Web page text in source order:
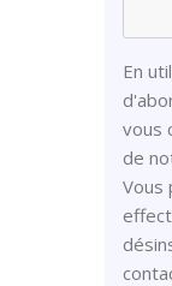
En
vous
de
Vous